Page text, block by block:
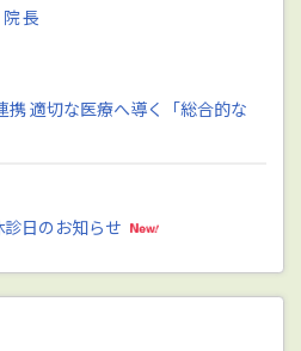
長
携 適切な医療へ導く「総合的な
診日のお知らせ